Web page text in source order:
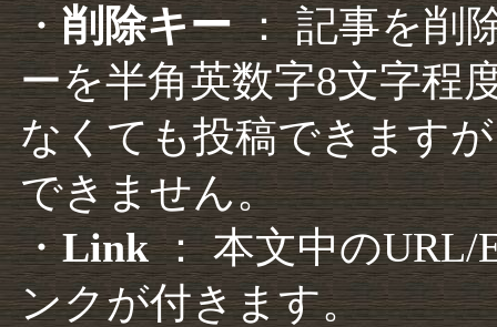
・削除キー： 記事を削
ーを半角英数字8文字程
なくても投稿できます
できません。
・Link： 本文中のURL/
ンクが付きます。